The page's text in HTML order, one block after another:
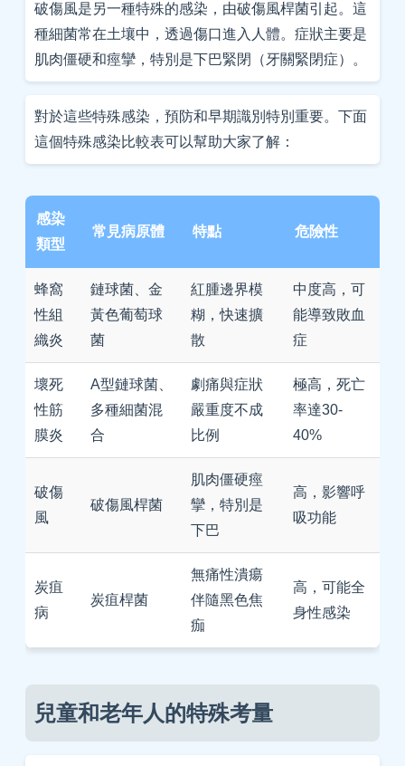
破傷風是另一種特殊的感染，由破傷風桿菌引起。這
種細菌常在土壤中，透過傷口進入人體。症狀主要是
肌肉僵硬和痙攣，特別是下巴緊閉（牙關緊閉症）。
對於這些特殊感染，預防和早期識別特別重要。下面
這個特殊感染比較表可以幫助大家了解：
感染
類型
常見病原體 特點 危險性
蜂窩
性組
織炎
鏈球菌、金
黃色葡萄球
菌
紅腫邊界模
糊，快速擴
散
中度高，可
能導致敗血
症
壞死
性筋
膜炎
A型鏈球菌、
多種細菌混
合
劇痛與症狀
嚴重度不成
比例
極高，死亡
率達30-
40%
破傷
風
破傷風桿菌
肌肉僵硬痙
攣，特別是
下巴
高，影響呼
吸功能
炭疽
病
炭疽桿菌
無痛性潰瘍
伴隨黑色焦
痂
高，可能全
身性感染
兒童和老年人的特殊考量